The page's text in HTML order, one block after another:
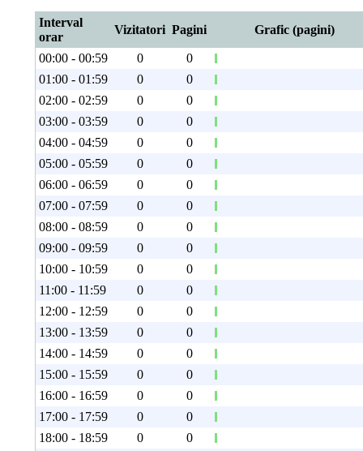
Interval
orar
Vizitatori Pagini Grafic (pagini)
00:00 - 00:59 0
0
01:00 - 01:59
0
0
02:00 - 02:59
0
0
03:00 - 03:59
0
0
04:00 - 04:59
0
0
05:00 - 05:59
0
0
06:00 - 06:59
0
0
07:00 - 07:59
0
0
08:00 - 08:59
0
0
09:00 - 09:59
0
0
10:00 - 10:59
0
0
11:00 - 11:59
0
0
12:00 - 12:59
0
0
13:00 - 13:59
0
0
14:00 - 14:59
0
0
15:00 - 15:59
0
0
16:00 - 16:59
0
0
17:00 - 17:59
0
0
18:00 - 18:59
0
0